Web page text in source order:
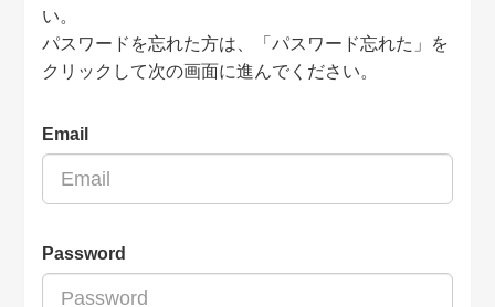
い。
パスワードを忘れた方は、「パスワード忘れた」を
クリックして次の画面に進んでください。
Email
Password